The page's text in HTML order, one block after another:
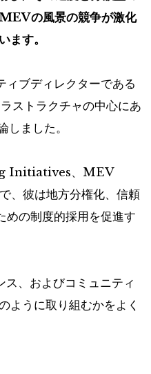
の風景の競争が激化
ます。
ディレクターである
ストラクチャの中心にあ
ました。
Initiatives、MEV
、彼は地方分権化、信頼
の制度的採用を促進す
、およびコミュニティ
ように取り組むかをよく